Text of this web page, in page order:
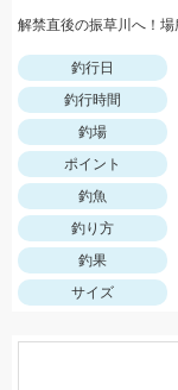
釣行日
釣行時間
釣場
ポイント
釣魚
釣り方
釣果
サイズ